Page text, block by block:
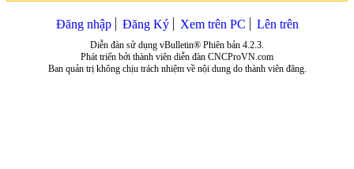
Đăng nhập Đăng Ký Xem trên PC Lên trên
Diễn đàn sử dụng vBulletin® Phiên bản 4.2.3.
Phát triển bởi thành viên diễn đàn CNCProVN.com
Ban quản trị không chịu trách nhiệm về nội dung do thành viên đăng.